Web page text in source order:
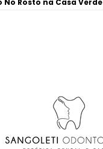
Rosto na Casa Verde